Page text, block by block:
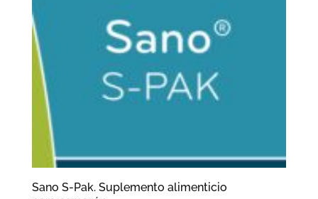
Sano S-Pak. Suplemento alimenticio